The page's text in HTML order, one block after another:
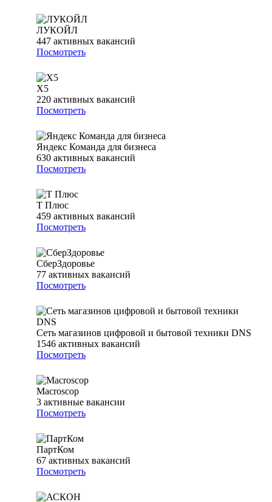
ЛУКОЙЛ
447 активных вакансий
Посмотреть
Х5
220 активных вакансий
Посмотреть
Яндекс Команда для бизнеса
630 активных вакансий
Посмотреть
Т Плюс
459 активных вакансий
Посмотреть
СберЗдоровье
77 активных вакансий
Посмотреть
Сеть магазинов цифровой и бытовой техники DNS
1546 активных вакансий
Посмотреть
Macroscop
3 активные вакансии
Посмотреть
ПартКом
67 активных вакансий
Посмотреть